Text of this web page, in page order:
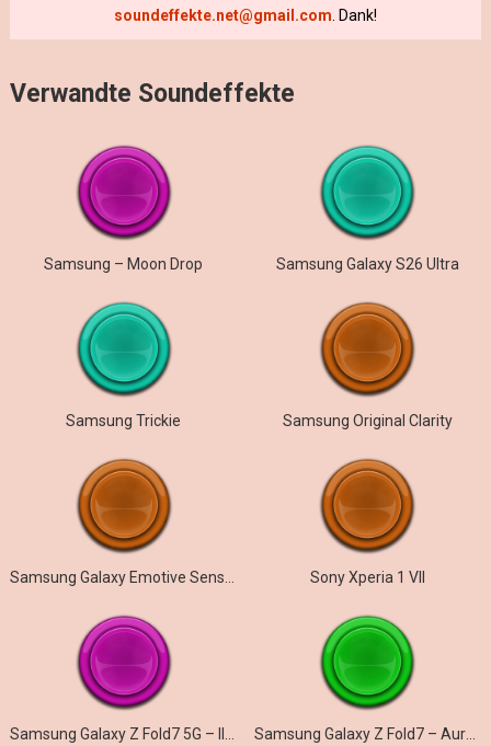
soundeffekte.net@gmail.com . Dank!
Verwandte Soundeffekte
Samsung – Moon Drop Samsung Galaxy S26 Ultra
Samsung Trickie Samsung Original Clarity
Sony Xperia 1 VII
Samsung Galaxy Z Fold7 – Aurora